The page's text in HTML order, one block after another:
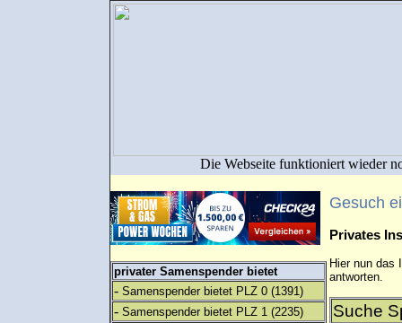
Die Webseite funktioniert wieder
privater Samenspender bietet
- Samenspender bietet PLZ 0 (1391)
- Samenspender bietet PLZ 1 (2235)
Gesuch
Privates
Hier nun das
antworten.
Suche